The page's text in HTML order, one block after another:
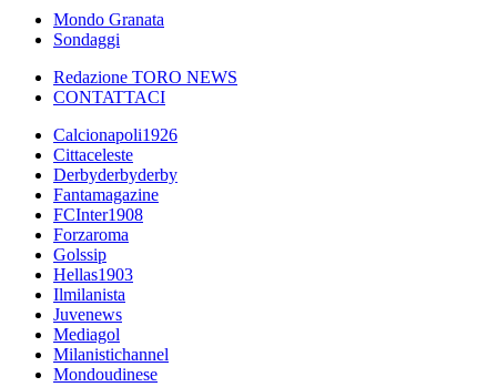
Mondo Granata
Sondaggi
Redazione TORO NEWS
CONTATTACI
Calcionapoli1926
Cittaceleste
Derbyderbyderby
Fantamagazine
FCInter1908
Forzaroma
Golssip
Hellas1903
Ilmilanista
Juvenews
Mediagol
Milanistichannel
Mondoudinese